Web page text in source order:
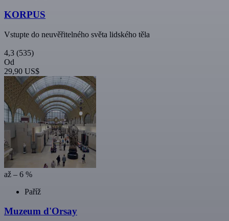
KORPUS
Vstupte do neuvěřitelného světa lidského těla
4,3 (535)
Od
29,90 US$
až – 6 %
Paříž
Muzeum d'Orsay